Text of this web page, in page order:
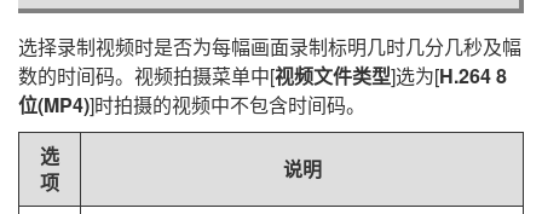
选择录制视频时是否为每幅画面录制标明几时几分几秒及幅
数的时间码。视频拍摄菜单中[视频文件类型]选为[H.264 8
位(MP4)]时拍摄的视频中不包含时间码。
选
项
说明